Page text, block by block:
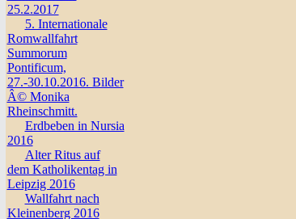
25.2.2017
5. Internationale
Romwallfahrt
Summorum
Pontificum,
27.-30.10.2016. Bilder
Â© Monika
Rheinschmitt.
Erdbeben in Nursia
2016
Alter Ritus auf
dem Katholikentag in
Leipzig 2016
Wallfahrt nach
Kleinenberg 2016